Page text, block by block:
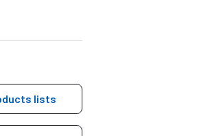
lists